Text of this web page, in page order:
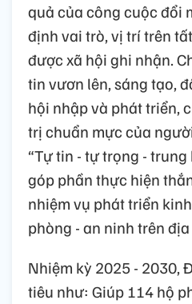
quả của công cuộc đổi
định vai trò, vị trí trên
được xã hội ghi nhận.
tin vươn lên, sáng tạo,
hội nhập và phát triển,
trị chuẩn mực của
“Tự tin - tự trọng - trung
góp phần thực hiện
nhiệm vụ phát triển
phòng - an ninh trên
Nhiệm kỳ 2025 - 2030,
tiêu như: Giúp 114 hộ